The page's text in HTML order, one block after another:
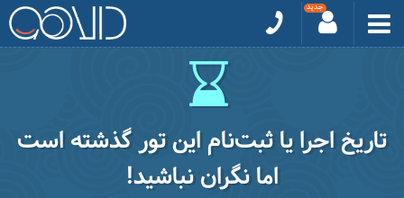
تاریخ اجرا یا ثبت‌نام این تور گذشته است
اما نگران نباشید!